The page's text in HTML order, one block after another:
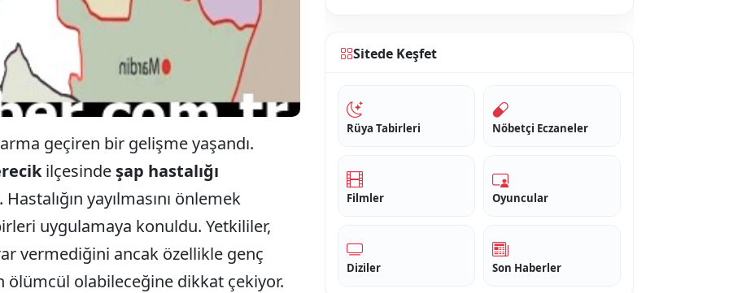
geçiren bir gelişme yaşandı.
ilçesinde şap hastalığı
yayılmasını önlemek
uygulamaya konuldu. Yetkililer,
vermediğini ancak özellikle genç
ölümcül olabileceğine dikkat çekiyor.
Sitede Keşfet
Rüya Tabirleri Nöbetçi Eczaneler
Filmler Oyuncular
Diziler Son Haberler